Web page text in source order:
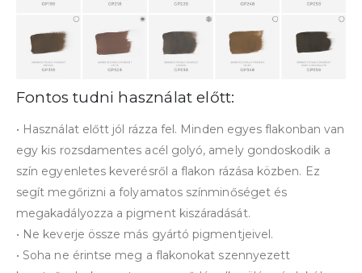
Fontos tudni használat előtt:
• Használat előtt jól rázza fel. Minden egyes flakonban van
egy kis rozsdamentes acél golyó, amely gondoskodik a
szín egyenletes keverésről a flakon rázása közben. Ez
segít megőrizni a folyamatos színminőséget és
megakadályozza a pigment kiszáradását.
• Ne keverje össze más gyártó pigmentjeivel.
• Soha ne érintse meg a flakonokat szennyezett